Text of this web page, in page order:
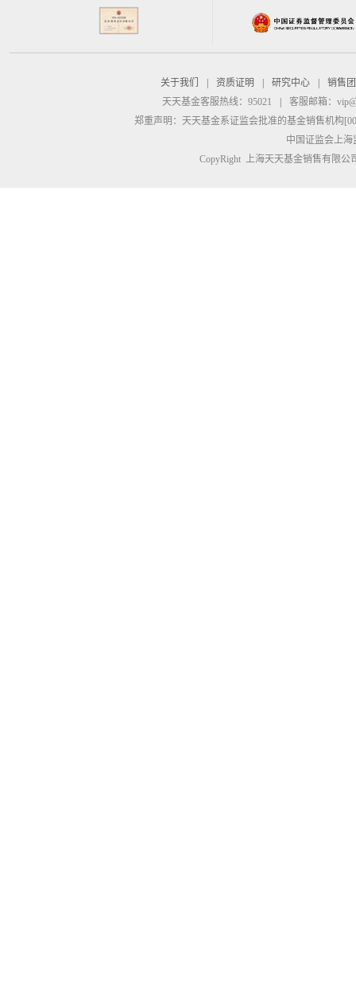
关于我们 资质证明 研究中心
销售
天天基金客服热线：95021
客服邮箱：
郑重声明： 天天基金系证监会批准的基金销售机构
中国证监会上
CopyRight 上海天天基金销售有限